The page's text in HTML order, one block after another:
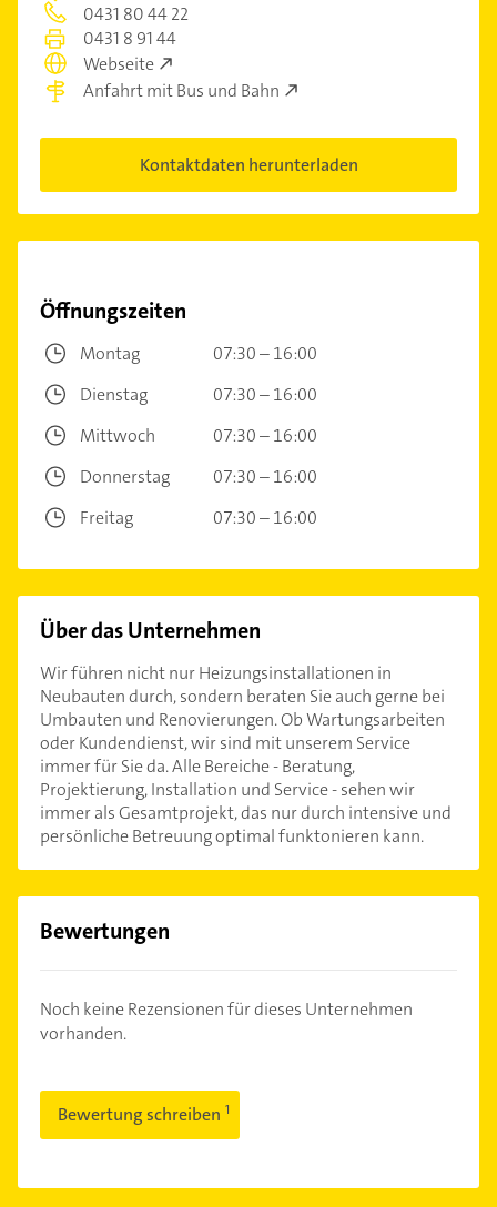
0431 80 44 22
0431 8 91 44
Webseite
Anfahrt mit Bus und Bahn
Kontaktdaten herunterladen
Öffnungszeiten
Montag
07:30 – 16:00
Dienstag
07:30 – 16:00
Mittwoch
07:30 – 16:00
Donnerstag
07:30 – 16:00
Freitag
07:30 – 16:00
Über das Unternehmen
Wir führen nicht nur Heizungsinstallationen in
Neubauten durch, sondern beraten Sie auch gerne bei
Umbauten und Renovierungen. Ob Wartungsarbeiten
oder Kundendienst, wir sind mit unserem Service
immer für Sie da. Alle Bereiche - Beratung,
Projektierung, Installation und Service - sehen wir
immer als Gesamtprojekt, das nur durch intensive und
persönliche Betreuung optimal funktonieren kann.
Bewertungen
Noch keine Rezensionen für dieses Unternehmen
vorhanden.
Bewertung schreiben